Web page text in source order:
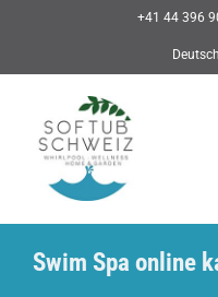
+41 44 396
Deutsch
Swim Spa online